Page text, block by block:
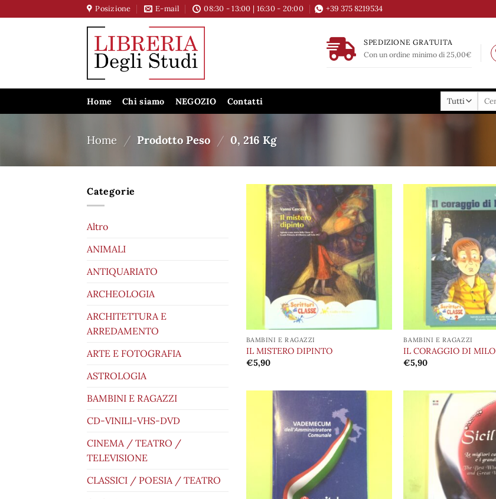
ai
Posizione E-mail 08:30 - 13:00 | 16:30 - 20:00 +39 375 8219534
SPEDIZIONE GRATUITA
Con un ordine minimo di 25,00€
Home Chi siamo NEGOZIO Contatti Cerca:
Home / Prodotto Peso / 0, 216 Kg
Categorie
Altro
ANIMALI
ANTIQUARIATO
ARCHEOLOGIA
ARCHITETTURA E
ARREDAMENTO
ARTE E FOTOGRAFIA
ASTROLOGIA
BAMBINI E RAGAZZI
CD-VINILI-VHS-DVD
CINEMA / TEATRO /
TELEVISIONE
CLASSICI / POESIA / TEATRO
Aggiungi
alla lista
dei
desideri
BAMBINI E RAGAZZI
IL MISTERO DIPINTO
€5,90
BAMBINI E RAGAZZI
IL CORAGGIO DI MILO
€5,90
Aggiungi
alla lista